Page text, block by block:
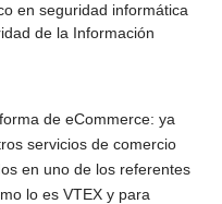
en seguridad informática
de la Información
de eCommerce: ya
servicios de comercio
en uno de los referentes
lo es VTEX y para